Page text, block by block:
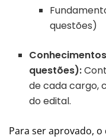
questões)
questões):
de cada cargo,
do edital.
Para ser aprovado,